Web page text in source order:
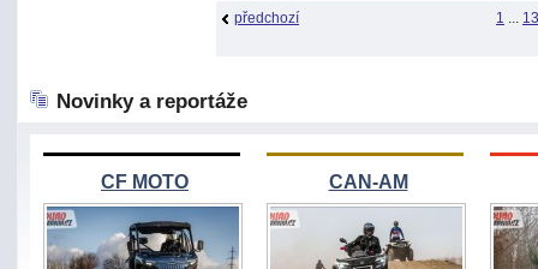
předchozí 1 ...
Novinky a reportáže
CF MOTO CAN-AM